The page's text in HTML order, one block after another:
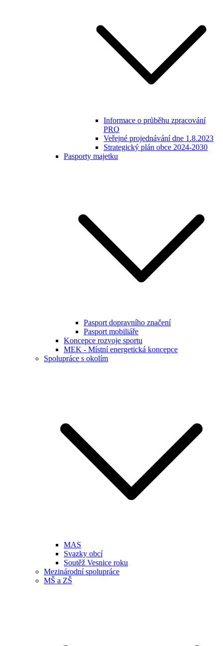
Informace o průběhu zpracování
PRO
Veřejné projednávání dne 1.8.2023
Strategický plán obce 2024-2030
Pasporty majetku
Pasport dopravního značení
Pasport mobiliáře
Koncepce rozvoje sportu
MEK - Místní energetická koncepce
Spolupráce s okolím
MAS
Svazky obcí
Soutěž Vesnice roku
Mezinárodní spolupráce
MŠ a ZŠ